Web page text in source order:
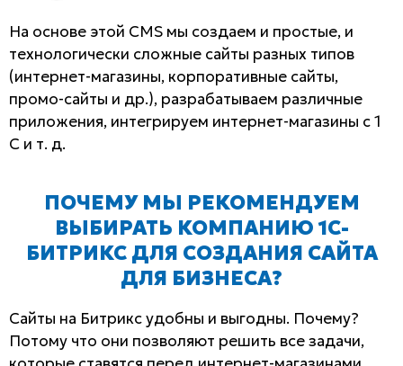
На основе этой CMS мы создаем и простые, и
технологически сложные сайты разных типов
(интернет-магазины, корпоративные сайты,
промо-сайты и др.), разрабатываем различные
приложения, интегрируем интернет-магазины с 1
С и т. д.
ПОЧЕМУ МЫ РЕКОМЕНДУЕМ
ВЫБИРАТЬ КОМПАНИЮ 1С-
БИТРИКС ДЛЯ СОЗДАНИЯ САЙТА
ДЛЯ БИЗНЕСА?
Сайты на Битрикс удобны и выгодны. Почему?
Потому что они позволяют решить все задачи,